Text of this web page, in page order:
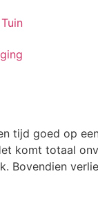
tijd goed op
komt totaal